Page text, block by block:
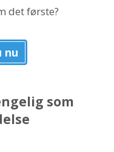
det første?
nu
som